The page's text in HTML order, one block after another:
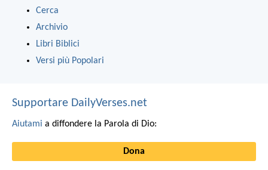
Cerca
Archivio
Libri Biblici
Versi più Popolari
Supportare DailyVerses.net
Aiutami a diffondere la Parola di Dio:
Dona